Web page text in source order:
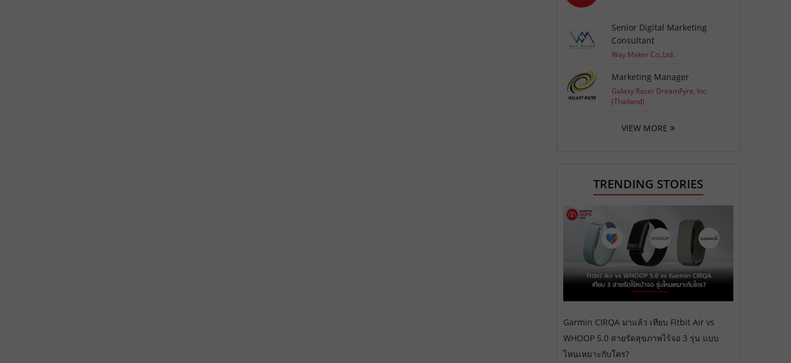
Senior Digital Marketing
Consultant
Way Maker Co.,Ltd.
Marketing Manager
Galaxy Racer DreamFyre, Inc.
(Thailand)
VIEW MORE
TRENDING STORIES
Garmin CIRQA มาแล้ว เทียบ Fitbit Air vs
WHOOP 5.0 สายรัดสุขภาพไร้จอ 3 รุ่น แบบ
ไหนเหมาะกับใคร?